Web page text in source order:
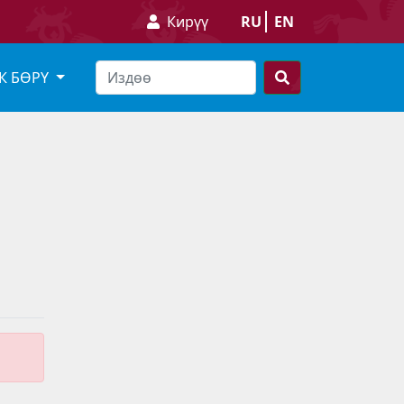
Кирүү RU EN
БӨРҮ